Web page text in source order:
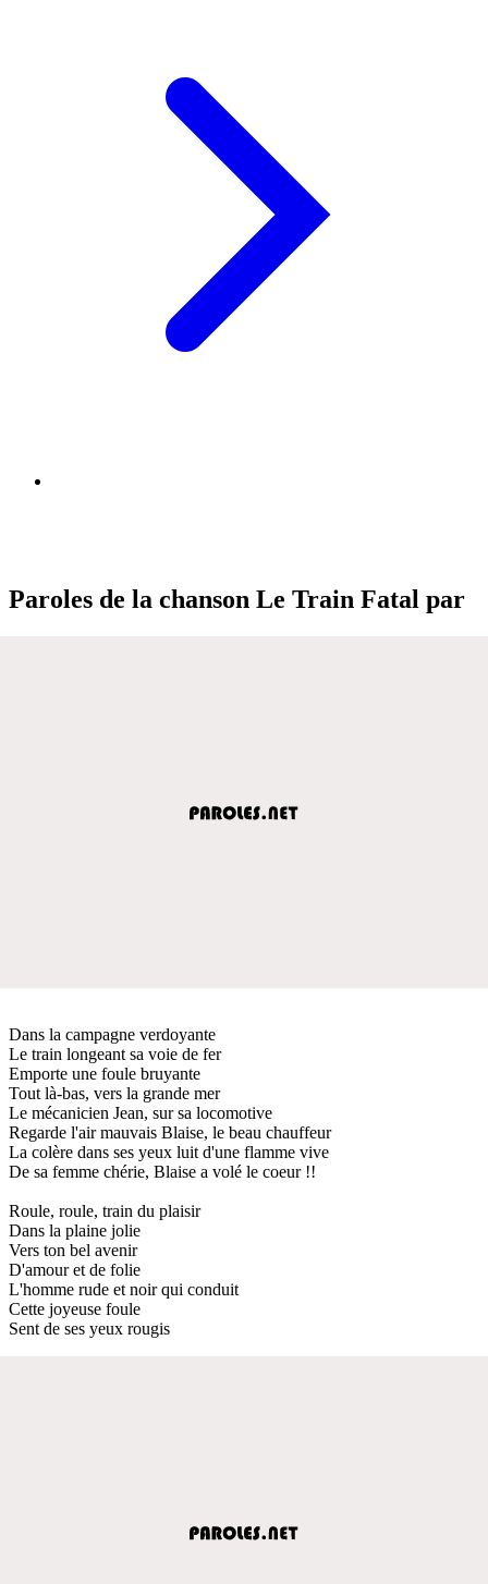
Paroles de la chanson Le Train Fatal par
Dans la campagne verdoyante
Le train longeant sa voie de fer
Emporte une foule bruyante
Tout là-bas, vers la grande mer
Le mécanicien Jean, sur sa locomotive
Regarde l'air mauvais Blaise, le beau chauffeur
La colère dans ses yeux luit d'une flamme vive
De sa femme chérie, Blaise a volé le coeur !!
Roule, roule, train du plaisir
Dans la plaine jolie
Vers ton bel avenir
D'amour et de folie
L'homme rude et noir qui conduit
Cette joyeuse foule
Sent de ses yeux rougis